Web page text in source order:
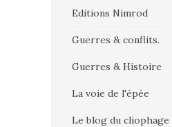
Editions Nimrod
Guerres & conflits.
Guerres & Histoire
La voie de l'épée
Le blog du cliophage